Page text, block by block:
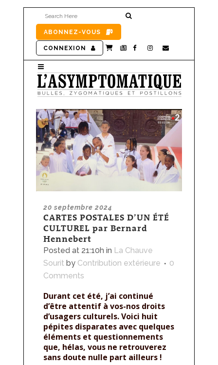
ABONNEZ-VOUS
CONNEXION
20 septembre 2024
CARTES POSTALES D’UN ÉTÉ
CULTUREL par Bernard
Hennebert
Posted at 21:10h in La Chauve
Sourit by Contribution extérieure
0
Comments
Durant cet été, j’ai continué
d’être attentif à vos-nos droits
d’usagers culturels. Voici huit
pépites disparates avec quelques
éléments et questionnements
que, hélas, vous ne retrouverez
sans doute nulle part ailleurs !